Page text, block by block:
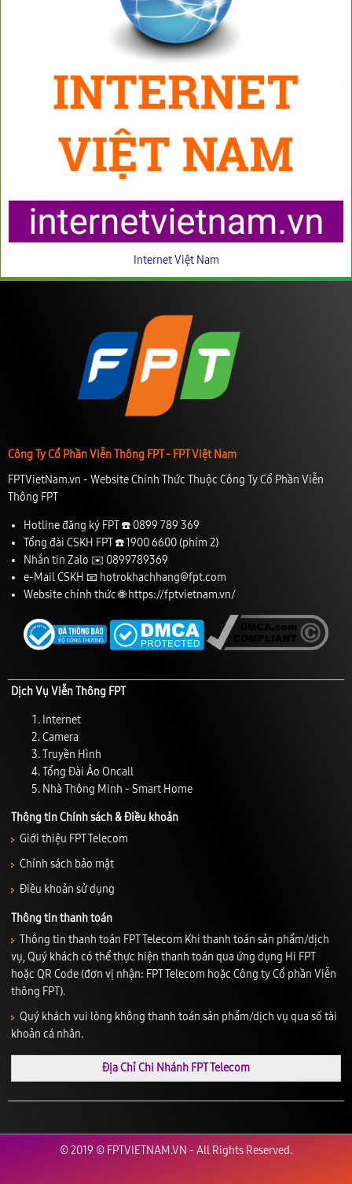
Internet Việt Nam
Công Ty Cổ Phần Viễn Thông FPT - FPT Việt Nam
FPTVietNam.vn - Website Chính Thức Thuộc Công Ty Cổ Phần Viễn
Thông FPT
Hotline đăng ký FPT ☎️ 0899 789 369
Tổng đài CSKH FPT ☎️1900 6600(phím 2)
Nhắn tin Zalo ✉️ 0899789369
e-Mail CSKH 📧 hotrokhachhang@fpt.com
Website chính thức 🌐 https://fptvietnam.vn/
Dịch Vụ Viễn Thông FPT
Internet
Camera
Truyền Hình
Tổng Đài Ảo Oncall
Nhà Thông Minh - Smart Home
Thông tin Chính sách & Điều khoản
Giới thiệu FPT Telecom
Chính sách bảo mật
Điều khoản sử dụng
Thông tin thanh toán
Thông tin thanh toán FPT Telecom Khi thanh toán sản phẩm/dịch
vụ, Quý khách có thể thực hiện thanh toán qua ứng dụng Hi FPT
hoặc QR Code (đơn vị nhận: FPT Telecom hoặc Công ty Cổ phần Viễn
thông FPT).
Quý khách vui lòng không thanh toán sản phẩm/dịch vụ qua số tài
khoản cá nhân.
Địa Chỉ Chi Nhánh FPT Telecom
© 2019 © FPTVIETNAM.VN - All Rights Reserved.